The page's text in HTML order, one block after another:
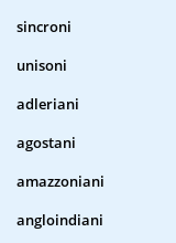
sincroni
unisoni
adleriani
agostani
amazzoniani
angloindiani